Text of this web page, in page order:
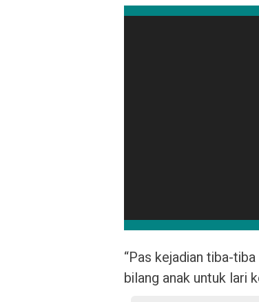
“Pas kejadian tiba-
bilang anak untuk lari